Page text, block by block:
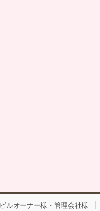
ビルオーナー様・管理会社様